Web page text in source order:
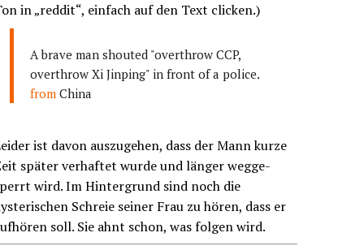
in „reddit“, einfach auf den Text clicken.)
A brave man shouted "overthrow CCP,
overthrow Xi Jinping" in front of a police.
fromChina
ist davon auszugehen, dass der Mann kurze
später verhaftet wurde und länger wegge-
wird. Im Hintergrund sind noch die
Schreie seiner Frau zu hören, dass er
soll. Sie ahnt schon, was folgen wird.